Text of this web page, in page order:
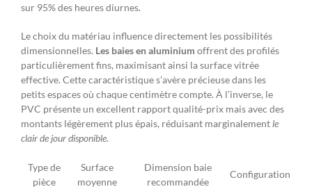
sur 95% des heures diurnes.
Le choix du matériau influence directement les possibilités
dimensionnelles. Les baies en aluminium offrent des profilés
particulièrement fins, maximisant ainsi la surface vitrée
effective. Cette caractéristique s’avère précieuse dans les
petits espaces où chaque centimètre compte. À l’inverse, le
PVC présente un excellent rapport qualité-prix mais avec des
montants légèrement plus épais, réduisant marginalementle
clair de jour disponible.
Type de
pièce
Surface
moyenne
Dimension baie
recommandée
Configuration